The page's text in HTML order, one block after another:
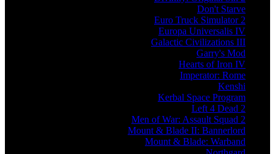
Don't Starve
Euro Truck Simulator 2
Europa Universalis IV
Galactic Civilizations III
Garry's Mod
Hearts of Iron IV
Imperator: Rome
Kenshi
Kerbal Space Program
Left 4 Dead 2
Men of War: Assault Squad 2
Mount & Blade II: Bannerlord
Mount & Blade: Warband